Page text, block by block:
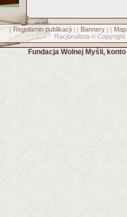
[ Regulamin publikacji] [ Bannery] [
Racjonalista © Copyright
Fundacja Wolnej Myśli,